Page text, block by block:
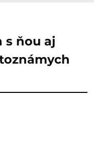
s ňou aj